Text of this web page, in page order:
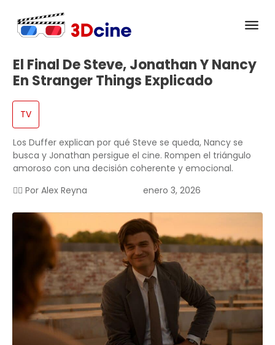
El Final De Steve, Jonathan Y Nancy
En Stranger Things Explicado
TV
Los Duffer explican por qué Steve se queda, Nancy se
busca y Jonathan persigue el cine. Rompen el triángulo
amoroso con una decisión coherente y emocional.
✍🏻 Por Alex Reyna enero 3, 2026